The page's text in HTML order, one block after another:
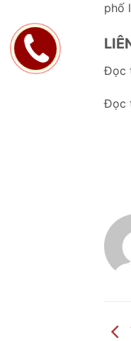
phố
Đọc
Đọc